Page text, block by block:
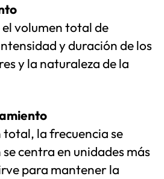
volumen total de
y duración de los
y la naturaleza de la
total, la frecuencia se
centra en unidades más
para mantener la